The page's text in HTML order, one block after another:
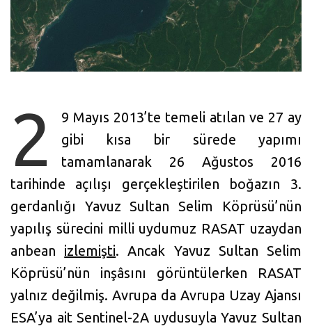
2
9 Mayıs 2013’te temeli atılan ve 27 ay
gibi kısa bir sürede yapımı
tamamlanarak 26 Ağustos 2016
tarihinde açılışı gerçekleştirilen boğazın 3.
gerdanlığı Yavuz Sultan Selim Köprüsü’nün
yapılış sürecini milli uydumuz RASAT uzaydan
anbean izlemişti. Ancak Yavuz Sultan Selim
Köprüsü’nün inşâsını görüntülerken RASAT
yalnız değilmiş. Avrupa da Avrupa Uzay Ajansı
ESA’ya ait Sentinel-2A uydusuyla Yavuz Sultan